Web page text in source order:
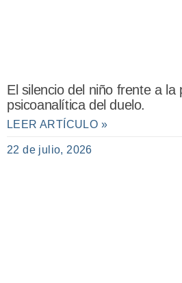
El silencio del niño frente a la
psicoanalítica del duelo.
LEER ARTÍCULO »
22 de julio, 2026